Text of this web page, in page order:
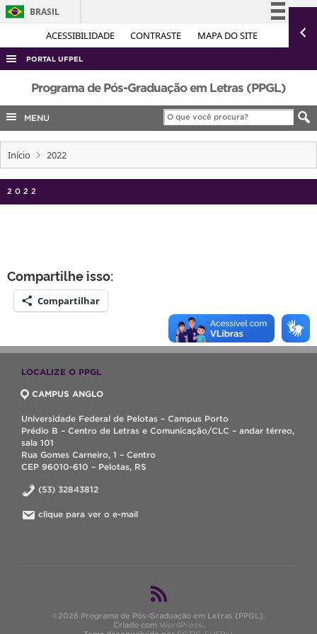
ACESSIBILIDADE CONTRASTE MAPA DO SITE
BRASIL
Simplifique!
Acesso à informação
Legislação
Canais
PORTAL UFPEL
ACESSO À INFORMAÇÃO
AUDITORIA
COBALTO
CONCURSOS
EDITAIS
INTERNACIONAL
TELEFONES
Programa de Pós-Graduação em Letras (PPGL)
MENU
Início 2022
2022
Compartilhe isso:
Compartilhar
LOCALIZE O PPGL
CAMPUS ANGLO
Universidade Federal de Pelotas – Campus Porto
Prédio B – Centro de Letras e Comunicação/CLC – andar térreo,
sala 101
Rua Gomes Carneiro, 1 – Centro
CEP 96010-610 – Pelotas, RS
(53) 32843812
clique para ver o e-mail
©2026 Programa de Pós-Graduação em Letras (PPGL).
Criado com WordPress.